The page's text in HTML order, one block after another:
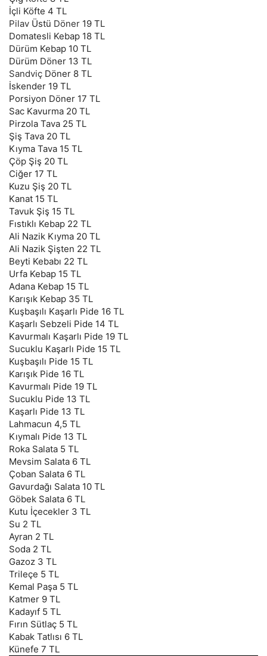
İçli Köfte 4 TL
Pilav Üstü Döner 19 TL
Domatesli Kebap 18 TL
Dürüm Kebap 10 TL
Dürüm Döner 13 TL
Sandviç Döner 8 TL
İskender 19 TL
Porsiyon Döner 17 TL
Sac Kavurma 20 TL
Pirzola Tava 25 TL
Şiş Tava 20 TL
Kıyma Tava 15 TL
Çöp Şiş 20 TL
Ciğer 17 TL
Kuzu Şiş 20 TL
Kanat 15 TL
Tavuk Şiş 15 TL
Fıstıklı Kebap 22 TL
Ali Nazik Kıyma 20 TL
Ali Nazik Şişten 22 TL
Beyti Kebabı 22 TL
Urfa Kebap 15 TL
Adana Kebap 15 TL
Karışık Kebap 35 TL
Kuşbaşılı Kaşarlı Pide 16 TL
Kaşarlı Sebzeli Pide 14 TL
Kavurmalı Kaşarlı Pide 19 TL
Sucuklu Kaşarlı Pide 15 TL
Kuşbaşılı Pide 15 TL
Karışık Pide 16 TL
Kavurmalı Pide 19 TL
Sucuklu Pide 13 TL
Kaşarlı Pide 13 TL
Lahmacun 4,5 TL
Kıymalı Pide 13 TL
Roka Salata 5 TL
Mevsim Salata 6 TL
Çoban Salata 6 TL
Gavurdağı Salata 10 TL
Göbek Salata 6 TL
Kutu İçecekler 3 TL
Su 2 TL
Ayran 2 TL
Soda 2 TL
Gazoz 3 TL
Trileçe 5 TL
Kemal Paşa 5 TL
Katmer 9 TL
Kadayıf 5 TL
Fırın Sütlaç 5 TL
Kabak Tatlısı 6 TL
Künefe 7 TL